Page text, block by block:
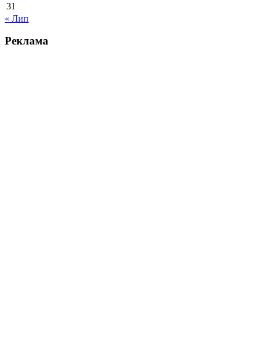
31
« Лип
Реклама